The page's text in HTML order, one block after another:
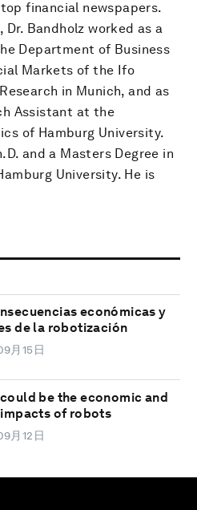
financial newspapers.
Bandholz worked as a
Department of Business
Markets of the Ifo
in Munich, and as
Assistant at the
of Hamburg University.
and a Masters Degree in
University. He is
económicas y
de la robotización
月15日
be the economic and
of robots
月12日